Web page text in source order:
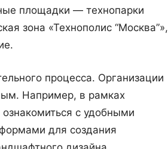
площадки — технопарки
зона «Технополис “Москва”»,
процесса. Организации
Например, в рамках
с удобными
для создания